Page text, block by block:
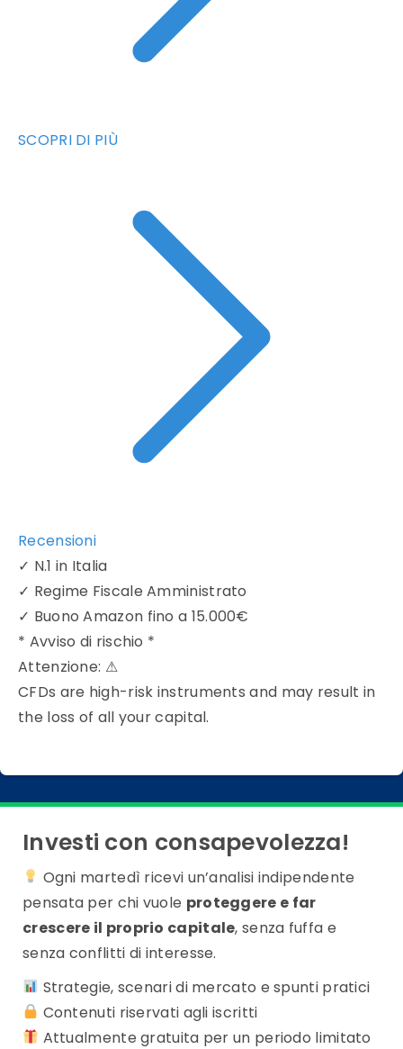
SCOPRI DI PIÙ
Recensioni
✓ N.1 in Italia
✓ Regime Fiscale Amministrato
✓ Buono Amazon fino a 15.000€
* Avviso di rischio *
Attenzione: ⚠
CFDs are high-risk instruments and may result in
the loss of all your capital.
Investi con consapevolezza!
Ogni martedì ricevi un’analisi indipendente
pensata per chi vuole proteggere e far
crescere il proprio capitale, senza fuffa e
senza conflitti di interesse.
Strategie, scenari di mercato e spunti pratici
Contenuti riservati agli iscritti
Attualmente gratuita per un periodo limitato